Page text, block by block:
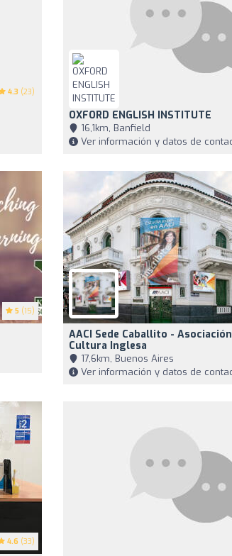
4.3 (23)
OXFORD ENGLISH INSTITUTE
16,1km, Banfield
Ver información y datos de
5 (15)
AACI Sede Caballito -
Cultura Inglesa
17,6km, Buenos Aires
Ver información y datos de
4.6 (33)